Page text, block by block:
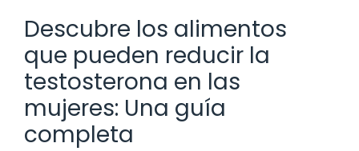
Descubre los alimentos
que pueden reducir la
testosterona en las
mujeres: Una guía
completa